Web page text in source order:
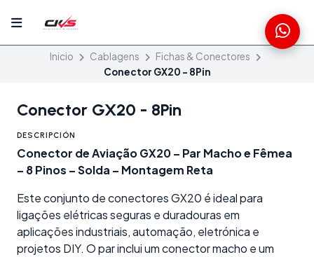
Inicio Cablagens
Fichas & Conectores
Conector GX20 - 8Pin
Conector GX20 - 8Pin
DESCRIPCIÓN
Conector de Aviação GX20 – Par Macho e Fêmea
– 8 Pinos – Solda – Montagem Reta
Este conjunto de conectores GX20 é ideal para
ligações elétricas seguras e duradouras em
aplicações industriais, automação, eletrónica e
projetos DIY. O par inclui um conector macho e um